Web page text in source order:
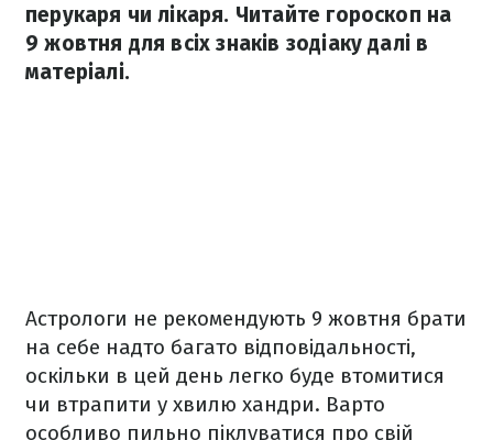
перукаря чи лікаря. Читайте гороскоп на
9 жовтня для всіх знаків зодіаку далі в
матеріалі.
Астрологи не рекомендують 9 жовтня брати
на себе надто багато відповідальності,
оскільки в цей день легко буде втомитися
чи втрапити у хвилю хандри. Варто
особливо пильно піклуватися про свій